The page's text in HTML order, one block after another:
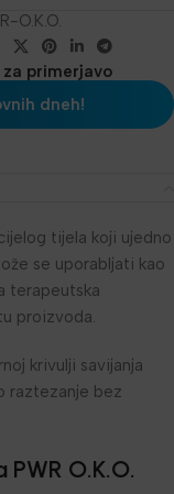
O.K.O.
za primerjavo
dneh!
tijela koji ujedno
se uporabljati kao
terapeutska
proizvoda.
krivulji savijanja
raztezanje bez
O.K.O.